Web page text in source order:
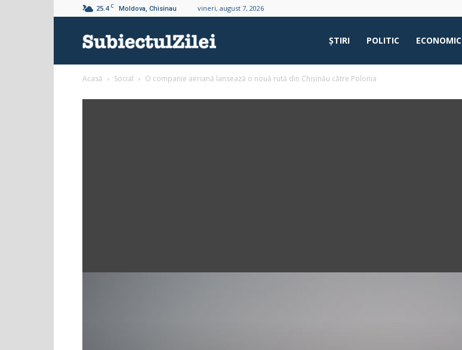
25.4 C Moldova, Chisinau vineri, august 7, 2026
ŞTIRI POLITIC ECONOMIC
Acasă Social O companie aeriană lansează o nouă rută din Chișinău către Polonia